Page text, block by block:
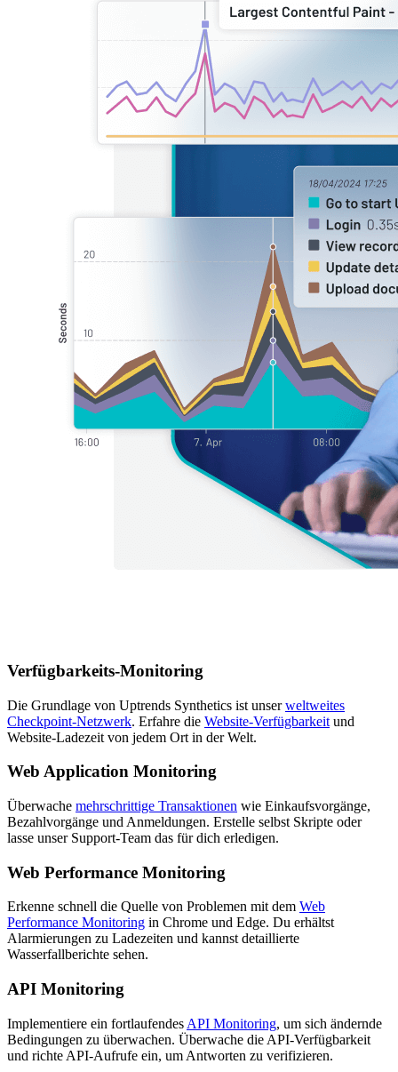
Verfügbarkeits-Monitoring
Die Grundlage von Uptrends Synthetics ist unserweltweites
Checkpoint-Netzwerk. Erfahre die Website-Verfügbarkeit und
Website-Ladezeit von jedem Ort in der Welt.
Web Application Monitoring
Überwache mehrschrittige Transaktionen wie Einkaufsvorgänge,
Bezahlvorgänge und Anmeldungen. Erstelle selbst Skripte oder
lasse unser Support-Team das für dich erledigen.
Web Performance Monitoring
Erkenne schnell die Quelle von Problemen mit dem Web
Performance Monitoring in Chrome und Edge. Du erhältst
Alarmierungen zu Ladezeiten und kannst detaillierte
Wasserfallberichte sehen.
API Monitoring
Implementiere ein fortlaufendes API Monitoring, um sich ändernde
Bedingungen zu überwachen. Überwache die API-Verfügbarkeit
und richte API-Aufrufe ein, um Antworten zu verifizieren.